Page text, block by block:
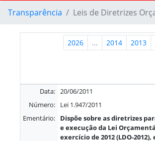
Transparência Leis de Diretrizes
2026 ... 2014 2013
Data: 20/06/2011
Número:
Lei 1.947/2011
Ementário:
Dispõe sobre as diretrizes
e execução da Lei
exercício de 2012 (LDO-